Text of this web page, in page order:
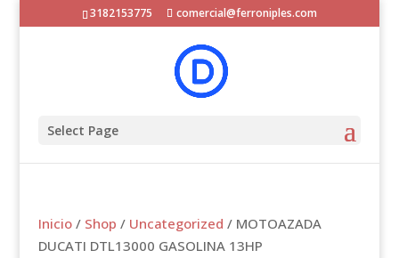
3182153775 comercial@ferroniples.com
Select Page
Inicio/ Shop / Uncategorized / MOTOAZADA
DUCATI DTL13000 GASOLINA 13HP